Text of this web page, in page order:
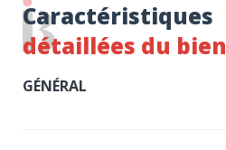
Caractéristiques
détaillées du bien
GÉNÉRAL